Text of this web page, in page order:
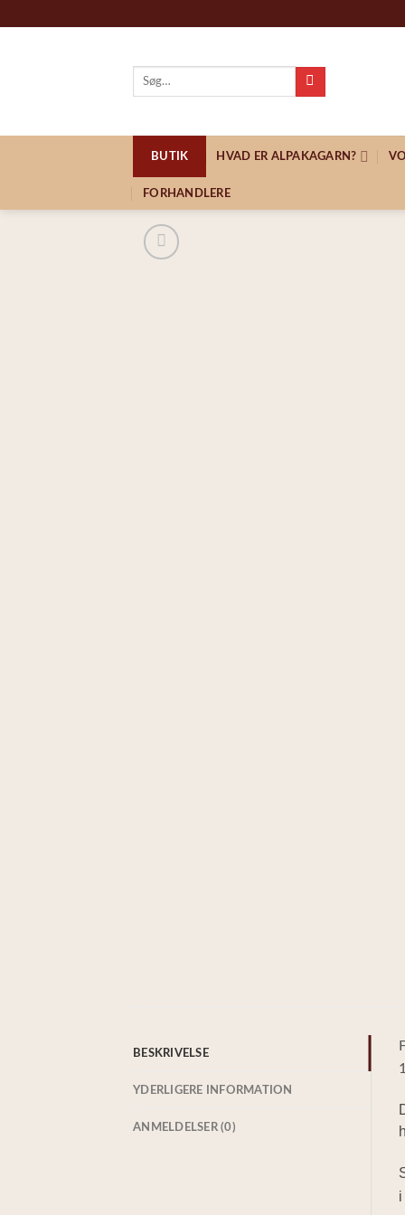
Søg
BUTIK HVAD ER ALPAKAGARN?
FORHANDLERE
BESKRIVELSE
YDERLIGERE INFORMATION
ANMELDELSER (0)
i